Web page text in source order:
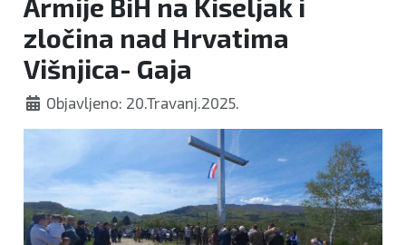
Armije BiH na Kiseljak i
zločina nad Hrvatima
Višnjica- Gaja
Objavljeno: 20.Travanj.2025.